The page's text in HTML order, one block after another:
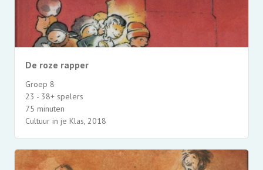
De roze rapper
Groep 8
23 - 38+ spelers
75 minuten
Cultuur in je Klas, 2018